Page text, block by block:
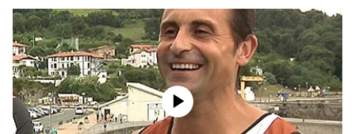
Baloncesto
Ciclismo
Herri-kirolak